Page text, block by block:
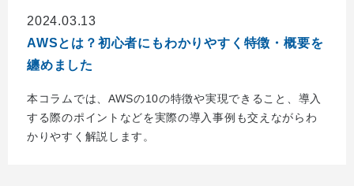
2024.03.13
AWSとは？初心者にもわかりやすく特徴・概要を
纏めました
本コラムでは、AWSの10の特徴や実現できること、導入
する際のポイントなどを実際の導入事例も交えながらわ
かりやすく解説します。